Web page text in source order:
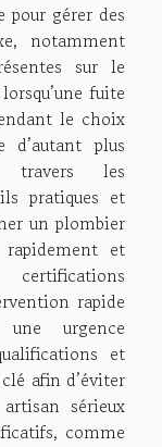
gérer des
notamment
sur le
fuite
le choix
d’autant plus
travers les
pratiques et
un plombier
rapidement et
rapide
urgence
et
afin d’éviter
sérieux
comme